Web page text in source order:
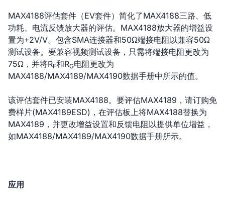
MAX4188评估套件（EV套件）简化了MAX4188三路、低
功耗、电流反馈放大器的评估。MAX4188放大器的增益设
置为+2V/V。包含SMA连接器和50Ω端接电阻以兼容50Ω
测试设备。要兼容视频测试设备，只需将端接电阻更改为
75Ω，并将RF和RG电阻更改为
MAX4188/MAX4189/MAX4190数据手册中所示的值。
该评估套件已安装MAX4188。要评估MAX4189，请订购免
费样片(MAX4189ESD)，在评估板上将MAX4188替换为
MAX4189，并更改增益设置和反馈电阻以提供单位增益，
如MAX4188/MAX4189/MAX4190数据手册所示。
应用